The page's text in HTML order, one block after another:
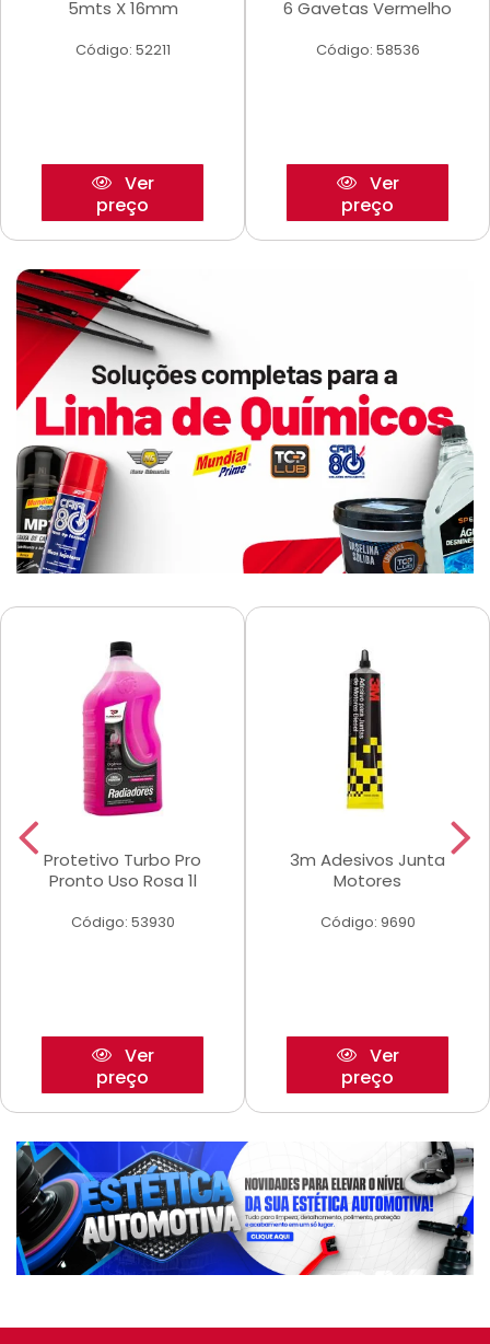
5mts X 16mm
Código: 52211
Ver
preço
6 Gavetas Vermelho
Código: 58536
Ver
preço
Protetivo Turbo Pro
Pronto Uso Rosa 1l
Código: 53930
Ver
preço
3m Adesivos Junta
Motores
Código: 9690
Ver
preço